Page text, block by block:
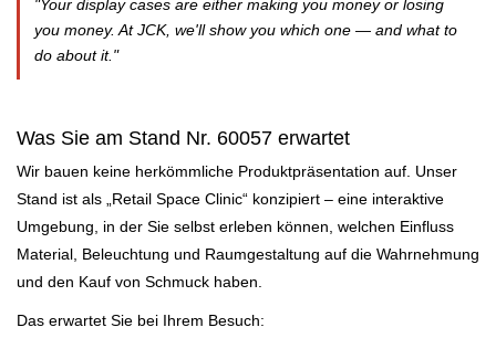
"Your display cases are either making you money or losing
you money. At JCK, we'll show you which one — and what to
do about it."
Was Sie am Stand Nr. 60057 erwartet
Wir bauen keine herkömmliche Produktpräsentation auf. Unser
Stand ist als
„Retail Space Clinic“ konzipiert – eine interaktive
Umgebung, in der Sie selbst erleben können, welchen Einfluss
Material, Beleuchtung und Raumgestaltung auf die Wahrnehmung
und den Kauf von Schmuck haben.
Das erwartet Sie bei Ihrem Besuch: